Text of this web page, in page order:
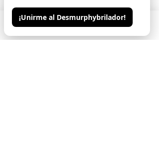
¡Unirme al Desmurphybrilador!